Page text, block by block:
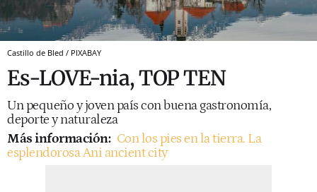
Castillo de Bled / PIXABAY
Es-LOVE-nia, TOP TEN
Un pequeño y joven país con buena gastronomía,
deporte y naturaleza
Más información: Con los pies en la tierra. La
esplendorosa Ani ancient city